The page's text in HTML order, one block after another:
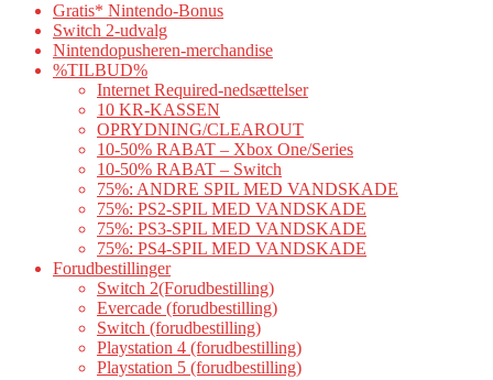
Gratis* Nintendo-Bonus
Switch 2-udvalg
Nintendopusheren-merchandise
%TILBUD%
Internet Required-nedsættelser
10 KR-KASSEN
OPRYDNING/CLEAROUT
10-50% RABAT – Xbox One/Series
10-50% RABAT – Switch
75%: ANDRE SPIL MED VANDSKADE
75%: PS2-SPIL MED VANDSKADE
75%: PS3-SPIL MED VANDSKADE
75%: PS4-SPIL MED VANDSKADE
Forudbestillinger
Switch 2(Forudbestilling)
Evercade (forudbestilling)
Switch (forudbestilling)
Playstation 4 (forudbestilling)
Playstation 5 (forudbestilling)